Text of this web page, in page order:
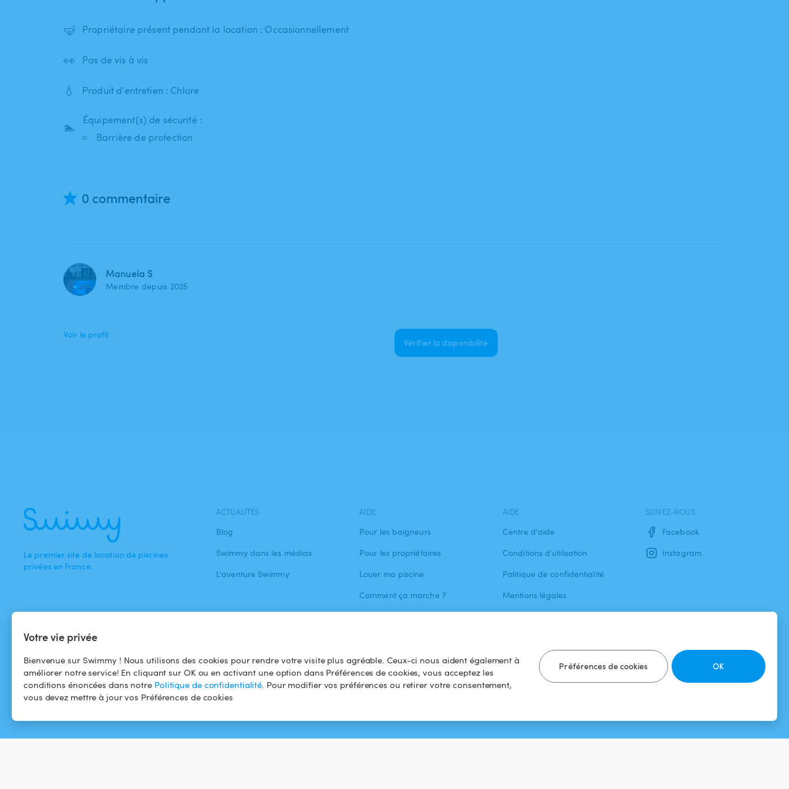
Votre vie privée
Bienvenue sur Swimmy ! Nous utilisons des cookies pour rendre votre visite plus agréable. Ceux-ci nous aident également à
améliorer notre service! En cliquant sur OK ou en activant une option dans Préférences de cookies, vous acceptez les
conditions énoncées dans notre Politique de confidentialité. Pour modifier vos préférences ou retirer votre consentement,
vous devez mettre à jour vos Préférences de cookies
Préférences de cookies OK
🤿 Propriétaire présent pendant la location : Occasionnellement
👀 Pas de vis à vis
💧 Produit d'entretien : Chlore
🏊
Équipement(s) de sécurité :
Barrière de protection
0 commentaire
Manuela S
Membre depuis 2025
Voir le profil
Vérifier la disponibilité
Le premier site de location de piscines
privées en France.
ACTUALITÉS
Blog
Swimmy dans les médias
L'aventure Swimmy
AIDE
Pour les baigneurs
Pour les propriétaires
Louer ma piscine
Comment ça marche ?
AIDE
Centre d'aide
Conditions d'utilisation
Politique de confidentialité
Mentions légales
SUIVEZ-NOUS
Facebook
Instagram